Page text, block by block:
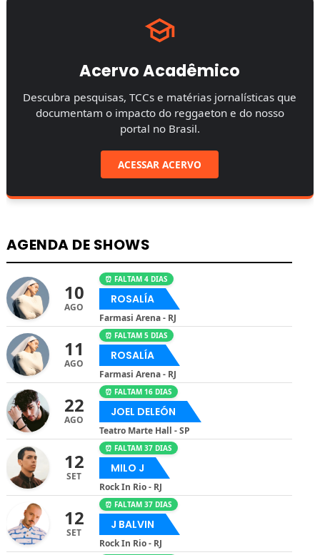
Acervo Acadêmico
Descubra pesquisas, TCCs e matérias jornalísticas que
documentam o impacto do reggaeton e do nosso
portal no Brasil.
ACESSAR ACERVO
AGENDA DE SHOWS
10
AGO
⏰ FALTAM 4 DIAS
ROSALÍA
Farmasi Arena - RJ
11
AGO
⏰ FALTAM 5 DIAS
ROSALÍA
Farmasi Arena - RJ
22
AGO
⏰ FALTAM 16 DIAS
JOEL DELEÓN
Teatro Marte Hall - SP
12
SET
⏰ FALTAM 37 DIAS
MILO J
Rock In Rio - RJ
12
SET
⏰ FALTAM 37 DIAS
J BALVIN
Rock In Rio - RJ